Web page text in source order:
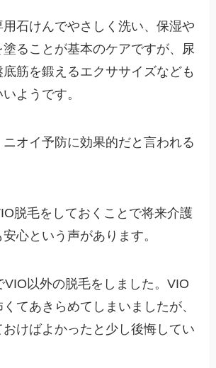
石けんでやさしく洗い、保湿や
ることが基本のケアですが、尿
筋を鍛えるエクササイズなども
ようです。
オイ予防に効果的だと言われる
脱毛をしておくことで将来介護
心という声があります。
VIO以外の脱毛をしました。VIO
てあきらめてしまいましたが、
けばよかったと少し後悔してい